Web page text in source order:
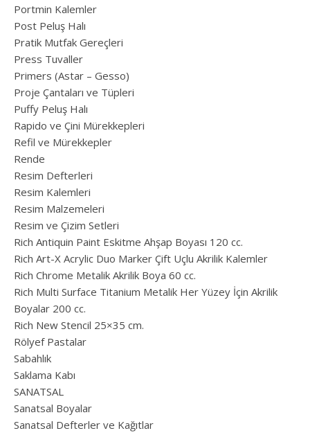
Portmin Kalemler
Post Peluş Halı
Pratik Mutfak Gereçleri
Press Tuvaller
Primers (Astar – Gesso)
Proje Çantaları ve Tüpleri
Puffy Peluş Halı
Rapido ve Çini Mürekkepleri
Refil ve Mürekkepler
Rende
Resim Defterleri
Resim Kalemleri
Resim Malzemeleri
Resim ve Çizim Setleri
Rich Antiquin Paint Eskitme Ahşap Boyası 120 cc.
Rich Art-X Acrylic Duo Marker Çift Uçlu Akrilik Kalemler
Rich Chrome Metalik Akrilik Boya 60 cc.
Rich Multi Surface Titanium Metalik Her Yüzey İçin Akrilik
Boyalar 200 cc.
Rich New Stencil 25×35 cm.
Rölyef Pastalar
Sabahlık
Saklama Kabı
SANATSAL
Sanatsal Boyalar
Sanatsal Defterler ve Kağıtlar